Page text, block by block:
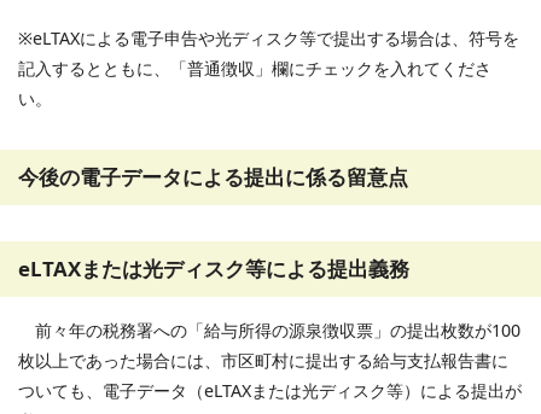
※eLTAXによる電子申告や光ディスク等で提出する場合は、符号を
記入するとともに、「普通徴収」欄にチェックを入れてくださ
い。
今後の電子データによる提出に係る留意点
eLTAXまたは光ディスク等による提出義務
前々年の税務署への「給与所得の源泉徴収票」の提出枚数が100
枚以上であった場合には、市区町村に提出する給与支払報告書に
ついても、電子データ（eLTAXまたは光ディスク等）による提出が